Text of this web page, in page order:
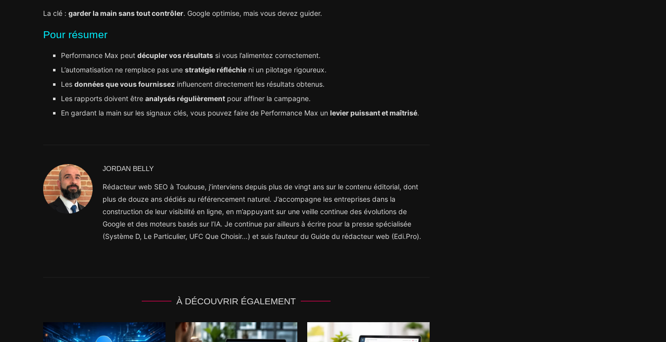
La clé : garder la main sans tout contrôler. Google optimise, mais vous devez guider.
Pour résumer
Performance Max peut décupler vos résultats si vous l’alimentez correctement.
L’automatisation ne remplace pas une stratégie réfléchie ni un pilotage rigoureux.
Les données que vous fournissez influencent directement les résultats obtenus.
Les rapports doivent être analysés régulièrement pour affiner la campagne.
En gardant la main sur les signaux clés, vous pouvez faire de Performance Max un levier puissant et maîtrisé.
JORDAN BELLY
Rédacteur web SEO à Toulouse, j’interviens depuis plus de vingt ans sur le contenu éditorial, dont
plus de douze ans dédiés au référencement naturel. J’accompagne les entreprises dans la
construction de leur visibilité en ligne, en m’appuyant sur une veille continue des évolutions de
Google et des moteurs basés sur l’IA. Je continue par ailleurs à écrire pour la presse spécialisée
(Système D, Le Particulier, UFC Que Choisir…) et suis l’auteur du Guide du rédacteur web (Edi.Pro).
À DÉCOUVRIR ÉGALEMENT